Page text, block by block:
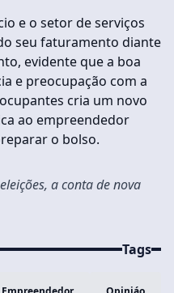
e o setor de serviços
seu faturamento diante
evidente que a boa
e preocupação com a
cria um novo
ao empreendedor
o bolso.
a conta de nova
Tags